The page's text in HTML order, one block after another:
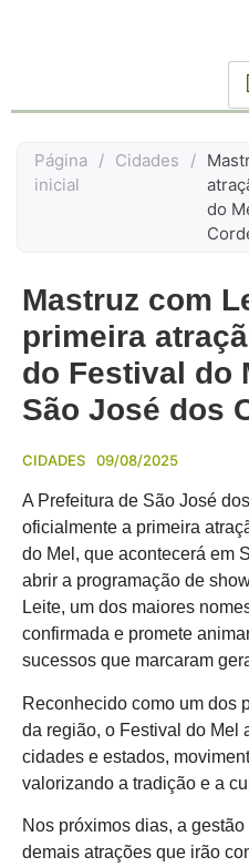
Página
inicial
/ Cidades /
do
Mastruz com
primeira
do Festival do
São José dos
CIDADES 09/08/2025
A Prefeitura de São José
oficialmente a primeira
do Mel, que acontecerá em
abrir a programação de
Leite, um dos maiores
confirmada e promete
sucessos que marcaram
Reconhecido como um dos
da região, o Festival do Mel
cidades e estados,
valorizando a tradição e a
Nos próximos dias, a
demais atrações que irão